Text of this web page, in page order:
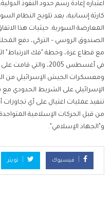
اعتباره إعادة رسم حدود النفوذ
كارثة إنسانية، بعد تلويح النظام
المعارضة السورية. حيثيات هذا
الصندوق الروسي – التركي، دفع
مع قطاع غزة، وخطة "فك الارتباط"
في أغسطس 2005،
ومعسكرات الجيش الإسرائيلي من
الإسرائيلي على الشريط الحدودي
تنفيذ عمليات اغتيال على أي تجاوزات
من قبل الحركات الإسلامية
و"الجهاد الإسلامي".
فيسبوك تويتر